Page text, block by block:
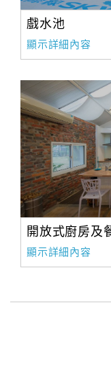
戲水池
顯示詳細內容
開放式廚房及
顯示詳細內容